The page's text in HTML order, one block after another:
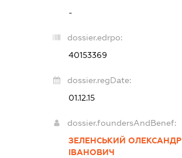
-
dossier.edrpo:
40153369
dossier.regDate:
01.12.15
dossier.foundersAndBenef:
ЗЕЛЕНСЬКИЙ ОЛЕКСАНДР
ІВАНОВИЧ